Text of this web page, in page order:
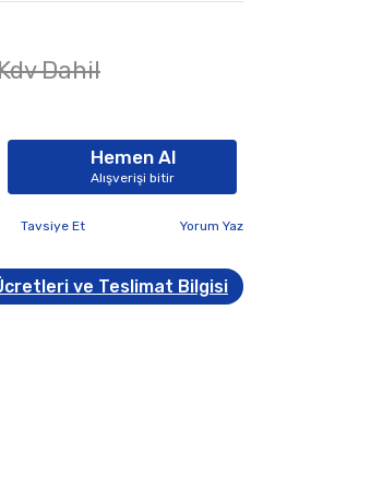
Dahil
Hemen Al
Alışverişi bitir
Tavsiye Et Yorum Yaz
ve Teslimat Bilgisi